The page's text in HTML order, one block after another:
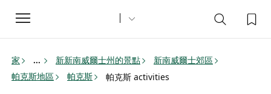
Toggle
navigation
家 ... 新新南威爾士州的景點
新南威爾士郊區
帕克斯地區
帕克斯 帕克斯 activities